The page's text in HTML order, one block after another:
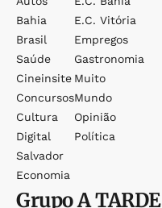
Bahia
Brasil
Saúde
Cineinsite
Concursos
Cultura
Digital
Salvador
Economia
E.c. Vitória
Empregos
Gastronomia
Muito
Mundo
Opinião
Política
GrupoA TARDE